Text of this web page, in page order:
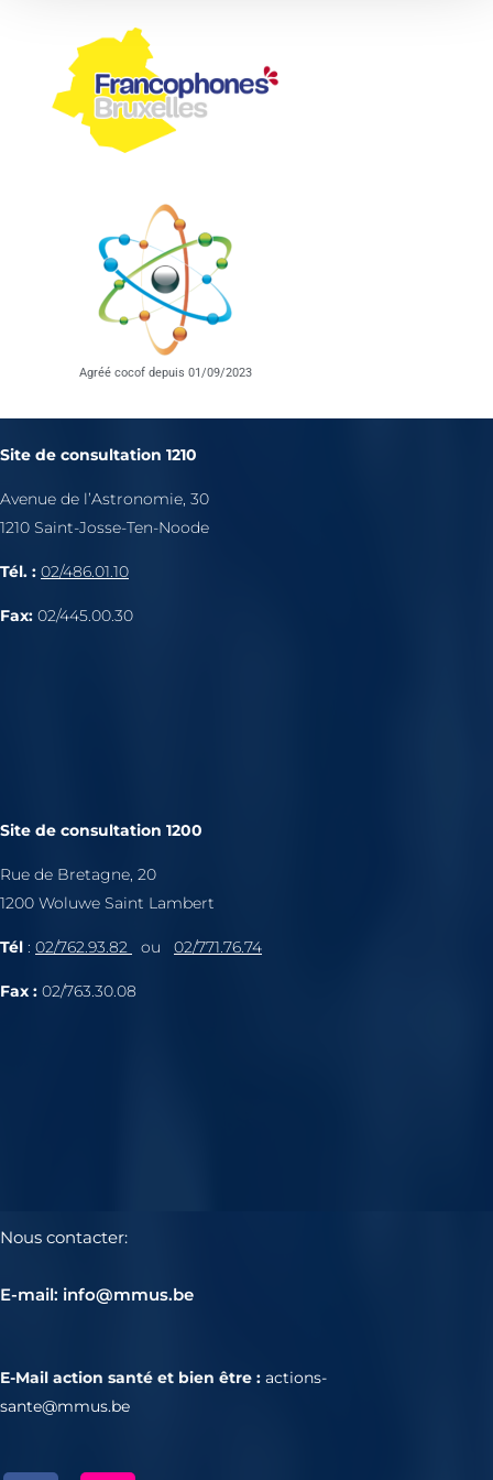
Agréé cocof depuis 01/09/2023
Site de consultation 1210
Avenue de l’Astronomie, 30
1210 Saint-Josse-Ten-Noode
Tél. : 02/486.01.10
Fax: 02/445.00.30
Site de consultation 1200
Rue de Bretagne, 20
1200 Woluwe Saint Lambert
Tél : 02/762.93.82 ou 02/771.76.74
Fax : 02/763.30.08
Nous contacter:
E-mail: info@mmus.be
E-Mail action santé et bien être : actions-
sante@mmus.be